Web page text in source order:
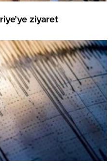
ziyaret